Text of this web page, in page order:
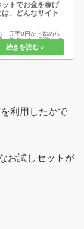
トでお金を稼げ
、どんなサイト
、元手0円から始めら
い稼ぎから、副業まで
ト」または「お小遣
るにも、知る事が大事
、不安があり、始める
利用したかで
お試しセットが